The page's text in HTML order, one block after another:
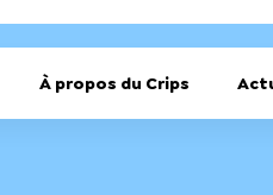
À propos du Crips